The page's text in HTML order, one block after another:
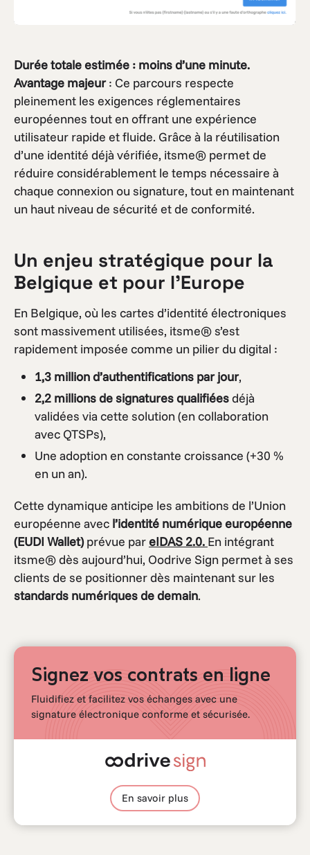
Durée totale estimée : moins d’une minute.
Avantage majeur: Ce parcours respecte
pleinement les exigences réglementaires
européennes tout en offrant une expérience
utilisateur rapide et fluide. Grâce à la réutilisation
d’une identité déjà vérifiée, itsme® permet de
réduire considérablement le temps nécessaire à
chaque connexion ou signature, tout en maintenant
un haut niveau de sécurité et de conformité.
Un enjeu stratégique pour la
Belgique et pour l’Europe
En Belgique, où les cartes d’identité électroniques
sont massivement utilisées, itsme® s’est
rapidement imposée comme un pilier du digital :
1,3 million d’authentifications par jour,
2,2 millions de signatures qualifiéesdéjà
validées via cette solution (en collaboration
avec QTSPs),
Une adoption en constante croissance (+30 %
en un an).
Cette dynamique anticipe les ambitions de l’Union
européenne avec l’identité numérique européenne
(EUDI Wallet)prévue par eIDAS 2.0. En intégrant
itsme® dès aujourd’hui, Oodrive Sign permet à ses
clients de se positionner dès maintenant sur les
standards numériques de demain.
Signez vos contrats en ligne
Fluidifiez et facilitez vos échanges avec une
signature électronique conforme et sécurisée.
En savoir plus